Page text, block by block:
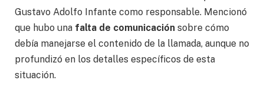
Gustavo Adolfo Infante como responsable. Mencionó
que hubo una falta de comunicación sobre cómo
debía manejarse el contenido de la llamada, aunque no
profundizó en los detalles específicos de esta
situación.